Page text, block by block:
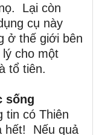
Lại còn
cụ này
ở thế giới bên
cho một
tổ tiên.
sống
tin có Thiên
hết! Nếu quả